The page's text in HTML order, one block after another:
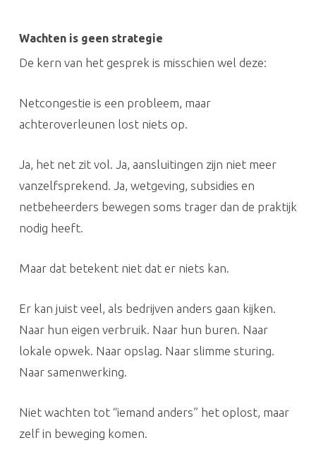
Wachten is geen strategie
De kern van het gesprek is misschien wel deze:
Netcongestie is een probleem, maar
achteroverleunen lost niets op.
Ja, het net zit vol. Ja, aansluitingen zijn niet meer
vanzelfsprekend. Ja, wetgeving, subsidies en
netbeheerders bewegen soms trager dan de praktijk
nodig heeft.
Maar dat betekent niet dat er niets kan.
Er kan juist veel, als bedrijven anders gaan kijken.
Naar hun eigen verbruik. Naar hun buren. Naar
lokale opwek. Naar opslag. Naar slimme sturing.
Naar samenwerking.
Niet wachten tot “iemand anders” het oplost, maar
zelf in beweging komen.